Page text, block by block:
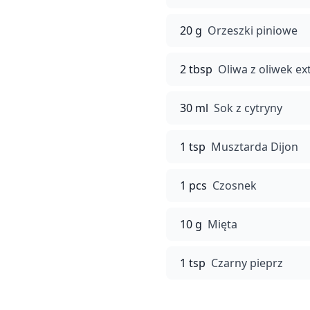
20 g Orzeszki piniowe
2 tbsp Oliwa z oliwek
30 ml Sok z cytryny
1 tsp Musztarda Dijon
1 pcs Czosnek
10 g Mięta
1 tsp Czarny pieprz